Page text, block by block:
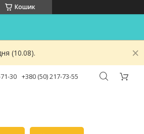
Кошик
(10.08).
30 +380 (50) 217-73-55